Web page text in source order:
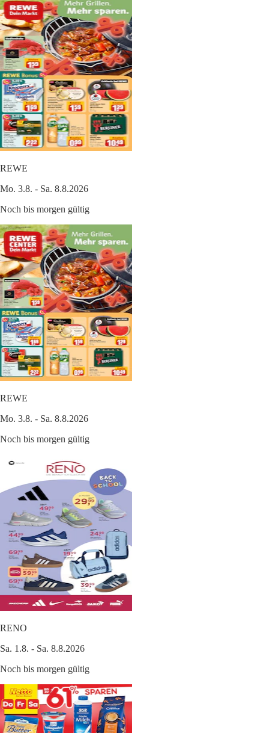
REWE
Mo. 3.8. - Sa. 8.8.2026
Noch bis morgen gültig
REWE
Mo. 3.8. - Sa. 8.8.2026
Noch bis morgen gültig
RENO
Sa. 1.8. - Sa. 8.8.2026
Noch bis morgen gültig